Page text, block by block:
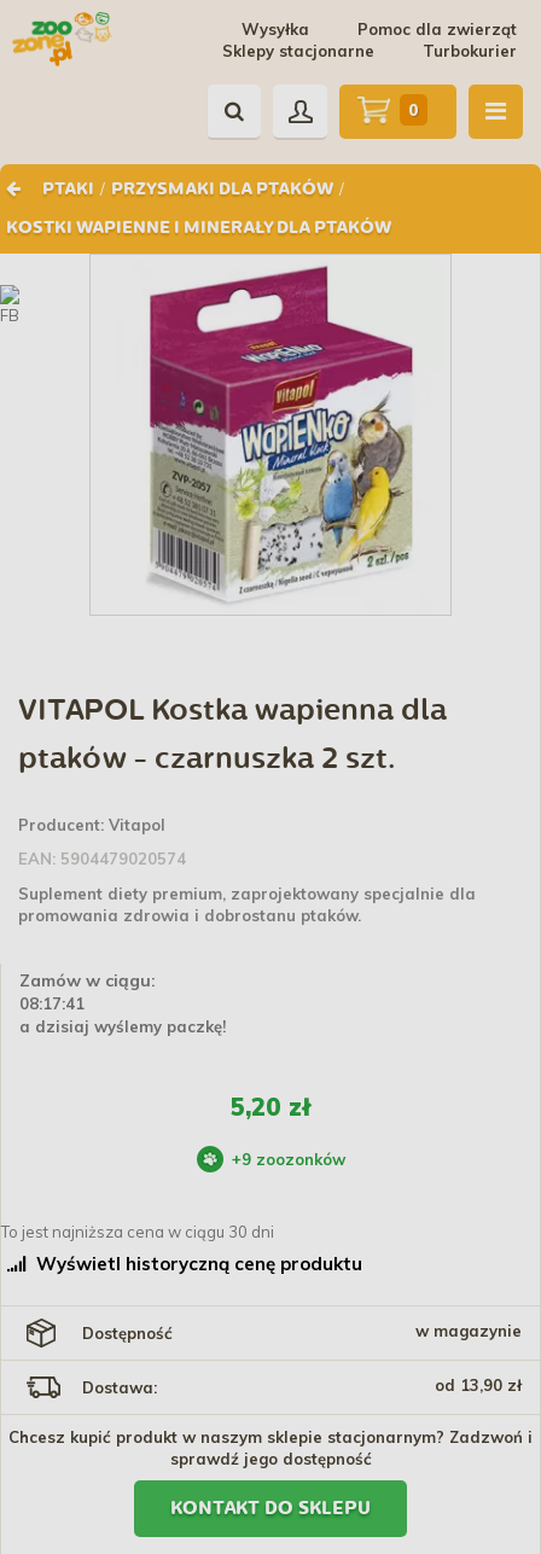
Pomoc dla zwierząt
Wysyłka
Turbokurier
Sklepy stacjonarne
PTAKI / PRZYSMAKI DLA PTAKÓW /
KOSTKI WAPIENNE I MINERAŁY DLA PTAKÓW
0
VITAPOL Kostka wapienna dla
ptaków - czarnuszka 2 szt.
Producent: Vitapol
EAN: 5904479020574
Suplement diety premium, zaprojektowany specjalnie dla
promowania zdrowia i dobrostanu ptaków.
Zamów w ciągu:
08:17:41
a dzisiaj wyślemy paczkę!
5,20 zł
+9 zoozonków
To jest najniższa cena w ciągu 30 dni
Wyświetl historyczną cenę produktu
Dostępność w magazynie
Dostawa: od 13,90 zł
Chcesz kupić produkt w naszym sklepie stacjonarnym? Zadzwoń i
sprawdź jego dostępność
KONTAKT DO SKLEPU